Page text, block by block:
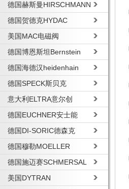
德国赫斯曼HIRSCHMANN
德国贺德克HYDAC
美国MAC电磁阀
德国博恩斯坦Bernstein
德国海德汉heidenhain
德国SPECK斯贝克
意大利ELTRA意尔创
德国EUCHNER安士能
德国DI-SORIC德森克
德国穆勒MOELLER
德国施迈赛SCHMERSAL
美国DYTRAN